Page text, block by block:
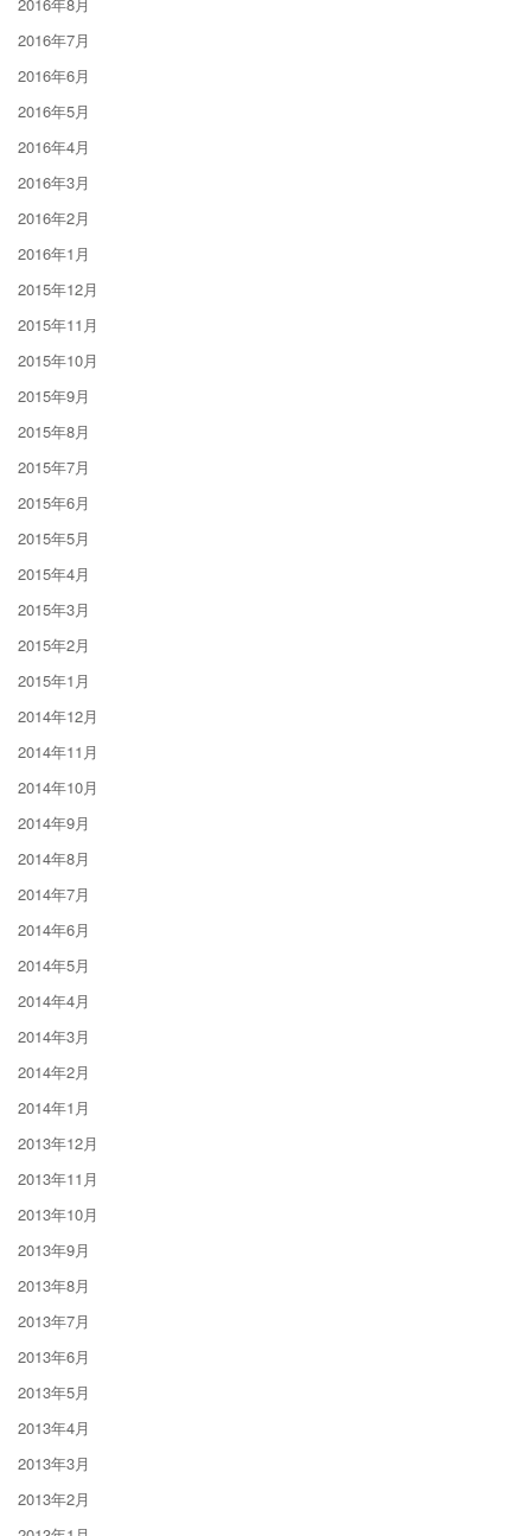
2016年8月
2016年7月
2016年6月
2016年5月
2016年4月
2016年3月
2016年2月
2016年1月
2015年12月
2015年11月
2015年10月
2015年9月
2015年8月
2015年7月
2015年6月
2015年5月
2015年4月
2015年3月
2015年2月
2015年1月
2014年12月
2014年11月
2014年10月
2014年9月
2014年8月
2014年7月
2014年6月
2014年5月
2014年4月
2014年3月
2014年2月
2014年1月
2013年12月
2013年11月
2013年10月
2013年9月
2013年8月
2013年7月
2013年6月
2013年5月
2013年4月
2013年3月
2013年2月